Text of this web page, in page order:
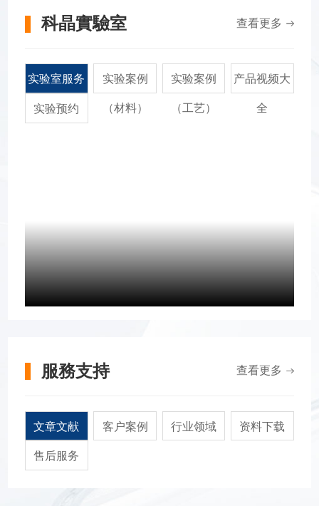
科晶實驗室 查看更多
实验室服务 实验案例
（材料）
实验案例
（工艺）
产品视频大
全
实验预约
服務支持 查看更多
文章文献 客户案例 行业领域 资料下载
售后服务